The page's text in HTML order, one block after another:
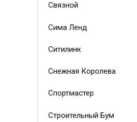
Связной
Сима Ленд
Ситилинк
Снежная Королева
Спортмастер
Строительный Бум